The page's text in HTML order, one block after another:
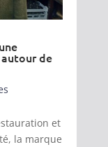
de
et
la marque